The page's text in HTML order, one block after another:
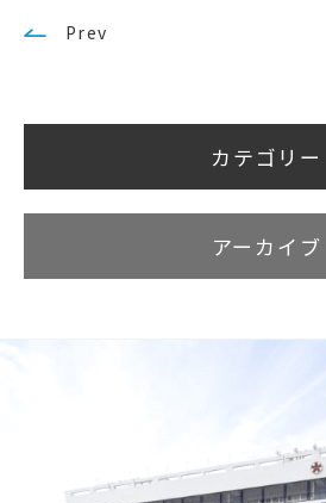
Prev
カテゴリー
アーカイブ